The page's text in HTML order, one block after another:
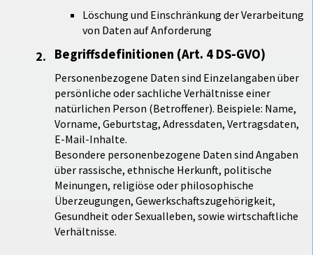
Löschung und Einschränkung der Verarbeitung
von Daten auf Anforderung
Begriffsdefinitionen (Art. 4 DS-GVO)
Personenbezogene Daten sind Einzelangaben über
persönliche oder sachliche Verhältnisse einer
natürlichen Person (Betroffener). Beispiele: Name,
Vorname, Geburtstag, Adressdaten, Vertragsdaten,
E-Mail-Inhalte.
Besondere personenbezogene Daten sind Angaben
über rassische, ethnische Herkunft, politische
Meinungen, religiöse oder philosophische
Überzeugungen, Gewerkschaftszugehörigkeit,
Gesundheit oder Sexualleben, sowie wirtschaftliche
Verhältnisse.